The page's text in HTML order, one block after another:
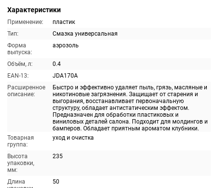
Характеристики
Применение:
пластик
Тип:
Смазка универсальная
Форма
выпуска:
аэрозоль
Объём, л:
0.4
EAN-13:
JDA170A
Расширенное
описание:
Быстро и эффективно удаляет пыль, грязь, масляные и
никотиновые загрязнения. Защищает от старения и
выгорания, восстанавливает первоначальную
структуру, обладает антистатическим эффектом.
Предназначен для обработки пластиковых и
виниловых деталей салона. Подходит для молдингов и
бамперов. Обладает приятным ароматом клубники.
Товарная
группа:
уход и очистка
Высота
упаковки,
мм:
235
Длина
50